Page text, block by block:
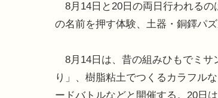
8月14日と20日の両日行われるの
の名前を押す体験、土器・銅鐸パズ
8月14日は、昔の組みひもでミサ
り」、樹脂粘土でつくるカラフル
ードバトルなどと開催する。20日